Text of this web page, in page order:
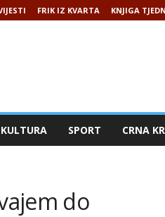
FRIK IZ KVARTA KNJIGA
KULTURA SPORT CRNA
do